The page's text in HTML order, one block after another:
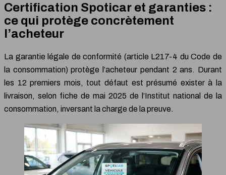
Certification Spoticar et garanties :
ce qui protège concrètement
l’acheteur
La garantie légale de conformité (article L217-4 du Code de
la consommation) protège l’acheteur pendant 2 ans. Durant
les 12 premiers mois, tout défaut est présumé exister à la
livraison, selon fiche de mai 2025 de l’Institut national de la
consommation, inversant la charge de la preuve.